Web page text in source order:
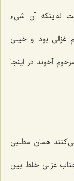
نه‌اینکه آن شیء
بود و خیلی
آخوند در اینجا
همان مطلبی
غزالی خلط بین